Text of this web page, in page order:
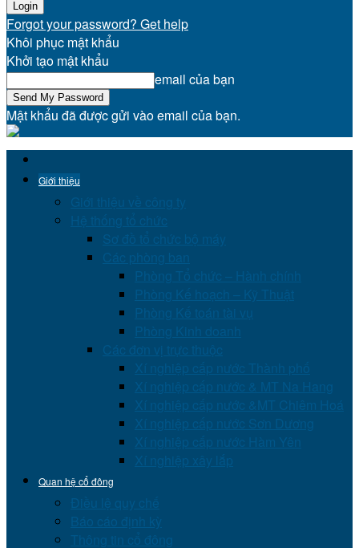
Forgot your password? Get help
Khôi phục mật khẩu
Khởi tạo mật khẩu
email của bạn
Mật khẩu đã được gửi vào email của bạn.
Giới thiệu
Giới thiệu về công ty
Hệ thống tổ chức
Sơ đồ tổ chức bộ máy
Các phòng ban
Phòng Tổ chức – Hành chính
Phòng Kế hoạch – Kỹ Thuật
Phòng Kế toán tài vụ
Phòng Kinh doanh
Các đơn vị trực thuộc
Xí nghiệp cấp nước Thành phố
Xí nghiệp cấp nước & MT Na Hang
Xí nghiệp cấp nước &MT Chiêm Hoá
Xí nghiệp cấp nước Sơn Dương
Xí nghiệp cấp nước Hàm Yên
Xí nghiệp xây lắp
Quan hệ cổ đông
Điều lệ quy chế
Báo cáo định kỳ
Thông tin cổ đông